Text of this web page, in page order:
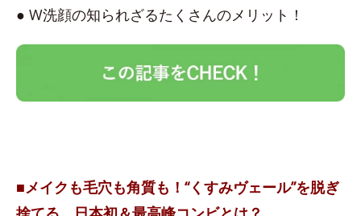
● W洗顔の知られざるたくさんのメリット！
■メイクも毛穴も角質も！“くすみヴェール”を脱ぎ